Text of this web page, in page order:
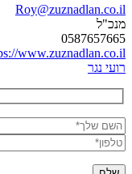
Roy@zuznadlan.co.il
מנכ"ל
0587657665
www.zuznadlan.co.il
רועי נגר